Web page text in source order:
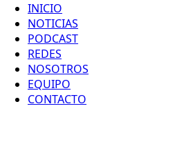
INICIO
NOTICIAS
PODCAST
REDES
NOSOTROS
EQUIPO
CONTACTO